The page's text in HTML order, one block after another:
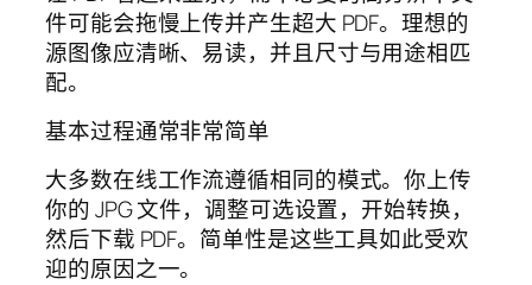
件可能会拖慢上传并产生超大 PDF。理想的
源图像应清晰、易读，并且尺寸与用途相匹
配。
基本过程通常非常简单
大多数在线工作流遵循相同的模式。你上传
你的 JPG 文件，调整可选设置，开始转换，
然后下载 PDF。简单性是这些工具如此受欢
迎的原因之一。